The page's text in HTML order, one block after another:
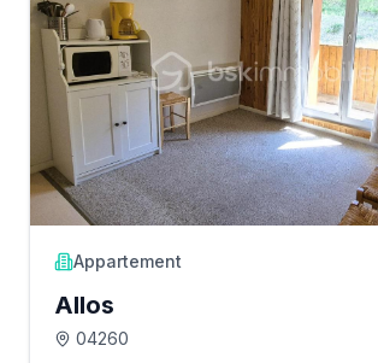
Appartement
Allos
04260